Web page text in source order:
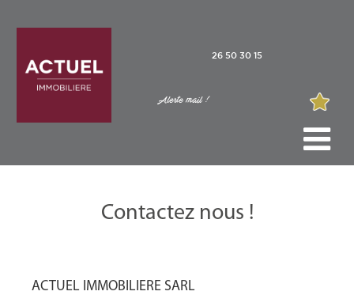
26 50 30 15
Alerte mail !
Contactez nous !
ACTUEL IMMOBILIERE SARL